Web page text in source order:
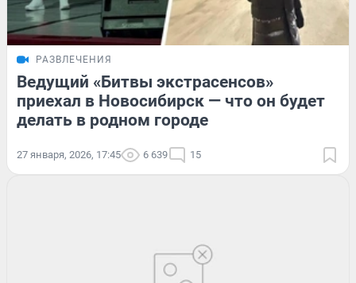
РАЗВЛЕЧЕНИЯ
Ведущий «Битвы экстрасенсов»
приехал в Новосибирск — что он будет
делать в родном городе
27 января, 2026, 17:45 6 639 15